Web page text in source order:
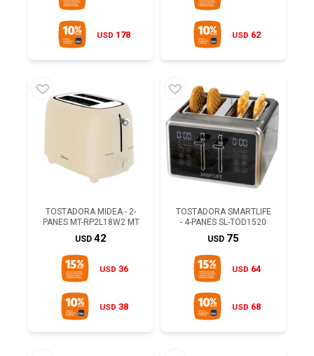
USD 178 USD 62
TOSTADORA MIDEA - 2-
PANES MT-RP2L18W2 MT
USD 42
USD 36
USD 38
TOSTADORA SMARTLIFE
- 4-PANES SL-TOD1520
USD 75
USD 64
USD 68